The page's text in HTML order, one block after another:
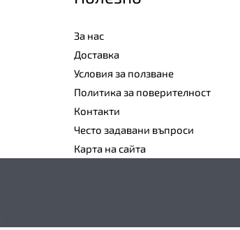
За нас
Доставка
Условия за ползване
Политика за поверителност
Контакти
Често задавани въпроси
Карта на сайта